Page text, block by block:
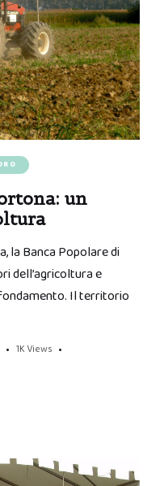
un
la Banca Popolare di
dell’agricoltura e
Il territorio
1K Views